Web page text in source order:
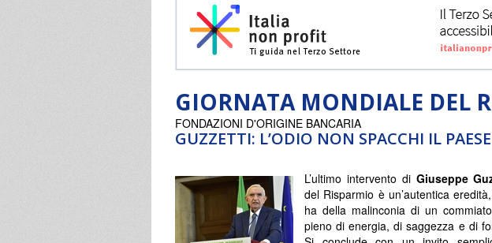
GIORNATA MONDIALE DEL
GUZZETTI: L’ODIO NON SPACCHI IL PAESE
FONDAZIONI D'ORIGINE BANCARIA
L’ultimo intervento di Giuseppe
del Risparmio è un’autentica
ha della malinconia di un
pieno di energia, di saggezza e di